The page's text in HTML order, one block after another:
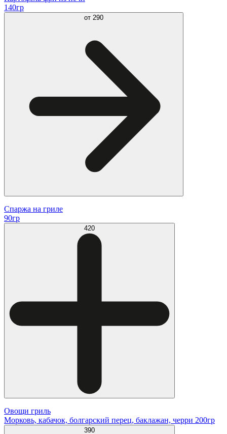
140гр
от 290
Спаржа на гриле
90гр
420
Овощи гриль
Морковь, кабачок, болгарский перец, баклажан, черри 200гр
390